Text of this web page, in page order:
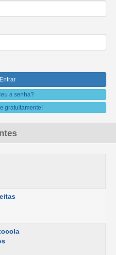
a senha?
gratuitamente!